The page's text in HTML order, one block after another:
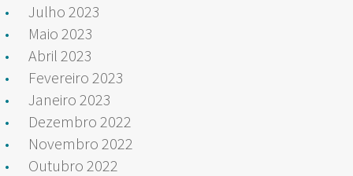
Julho 2023
Maio 2023
Abril 2023
Fevereiro 2023
Janeiro 2023
Dezembro 2022
Novembro 2022
Outubro 2022